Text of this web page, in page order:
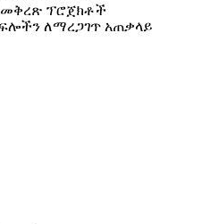
ፕሮጀክቶች
ለማረጋገጥ አጠቃላይ